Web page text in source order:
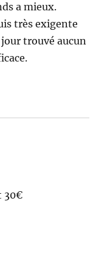
a mieux.
très exigente
trouvé aucun
30€